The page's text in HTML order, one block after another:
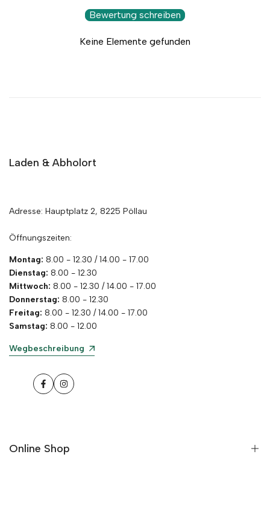
Bewertung schreiben
Keine Elemente gefunden
Laden & Abholort
Adresse: Hauptplatz 2, 8225 Pöllau
Öffnungszeiten:
Montag: 8.00 - 12.30 / 14.00 - 17.00
Dienstag: 8.00 - 12.30
Mittwoch: 8.00 - 12.30 / 14.00 - 17.00
Donnerstag: 8.00 - 12.30
Freitag: 8.00 - 12.30 / 14.00 - 17.00
Samstag: 8.00 - 12.00
Wegbeschreibung
FacebookInstagram
Online Shop